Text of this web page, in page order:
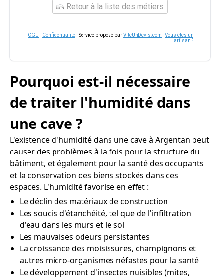
Retour à la liste des métiers
CGU - Confidentialité- Service proposé parViteUnDevis.com -Vous êtes un
artisan ?
Pourquoi est-il nécessaire
de traiter l'humidité dans
une cave ?
L'existence d'humidité dans une cave à Argentan peut
causer des problèmes à la fois pour la structure du
bâtiment, et également pour la santé des occupants
et la conservation des biens stockés dans ces
espaces. L'humidité favorise en effet :
Le déclin des matériaux de construction
Les soucis d'étanchéité, tel que de l'infiltration
d'eau dans les murs et le sol
Les mauvaises odeurs persistantes
La croissance des moisissures, champignons et
autres micro-organismes néfastes pour la santé
Le développement d'insectes nuisibles (mites,